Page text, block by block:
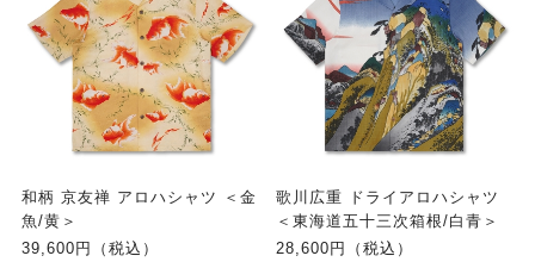
和柄 京友禅 アロハシャツ ＜金
魚/黄＞
39,600円（税込）
歌川広重 ドライアロハシャツ
＜東海道五十三次箱根/白青＞
28,600円（税込）